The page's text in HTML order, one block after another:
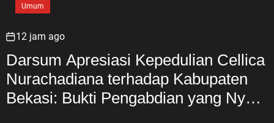
Umum
12 jam ago
Darsum Apresiasi Kepedulian Cellica
Nurachadiana terhadap Kabupaten
Bekasi: Bukti Pengabdian yang Nyata